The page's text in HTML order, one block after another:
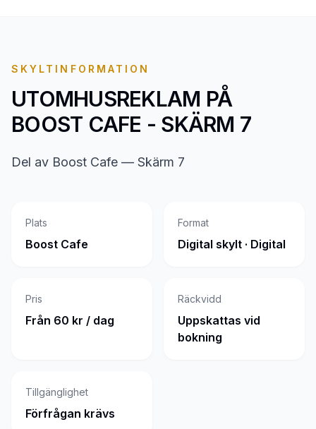
SKYLTINFORMATION
UTOMHUSREKLAM PÅ
BOOST CAFE - SKÄRM 7
Del av Boost Cafe — Skärm 7
Plats
Boost Cafe
Format
Digital skylt · Digital
Pris
Från 60 kr / dag
Räckvidd
Uppskattas vid
bokning
Tillgänglighet
Förfrågan krävs